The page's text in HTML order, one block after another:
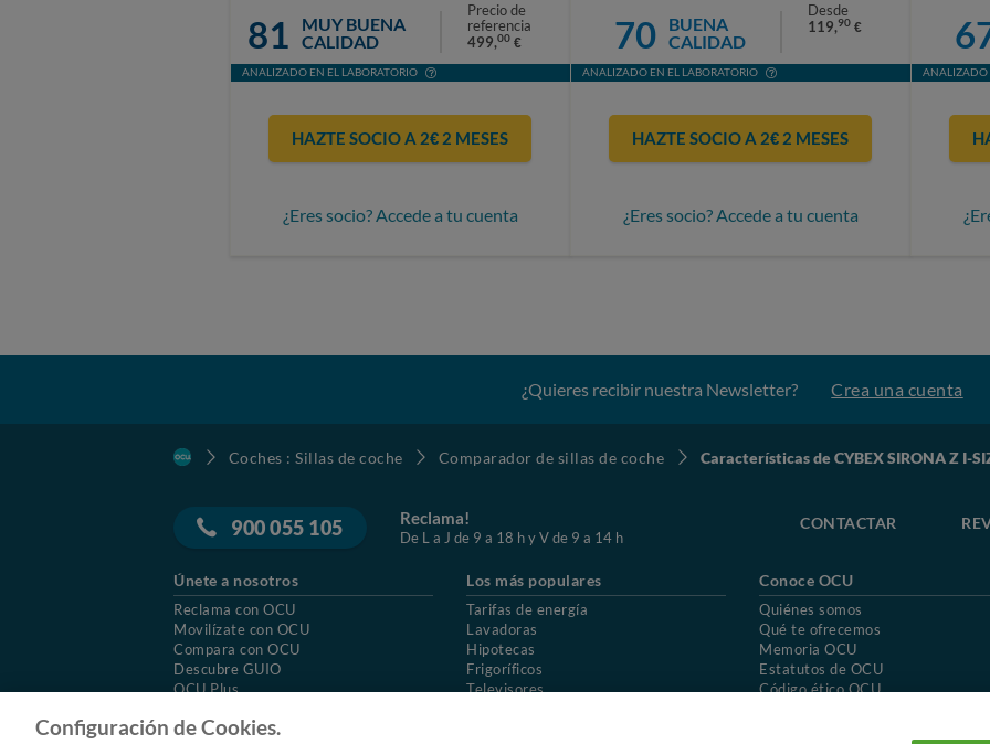
81
MUY BUENA
CALIDAD
Precio de
referencia
499,00 €
ANALIZADO EN EL LABORATORIO
HAZTE SOCIO A 2€ 2 MESES
¿Eres socio? Accede a tu cuenta
70
BUENA
CALIDAD
Desde
119,90 €
ANALIZADO EN EL LABORATORIO
HAZTE SOCIO A 2€ 2 MESES
¿Eres socio? Accede a tu cuenta
ANALIZADO
¿Quieres recibir nuestra Newsletter? Crea una cuenta
Coches : Sillas de coche Comparador de sillas de coche Características de CYBEX SIRONA Z I-
900 055 105 Reclama!
De L a J de 9 a 18 h y V de 9 a 14 h
CONTACTAR
Únete a nosotros
Reclama con OCU
Movilízate con OCU
Compara con OCU
Descubre GUIO
OCU Plus
Los más populares
Tarifas de energía
Lavadoras
Hipotecas
Frigoríficos
Televisores
Conoce OCU
Quiénes somos
Qué te ofrecemos
Memoria OCU
Estatutos de OCU
Código ético OCU
Configuración de Cookies.